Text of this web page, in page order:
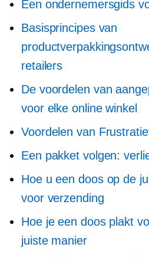
Een ondernemersgids
Basisprincipes van
retailers
De voordelen van
voor elke online winkel
Voordelen van
Een pakket volgen:
Hoe u een doos op de
voor verzending
Hoe je een doos plakt
juiste manier